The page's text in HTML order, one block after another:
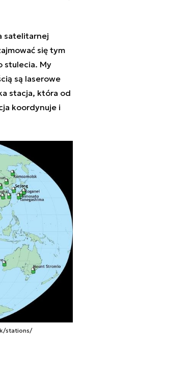
satelitarnej
się tym
stulecia. My
są laserowe
stacja, która od
koordynuje i
stations/